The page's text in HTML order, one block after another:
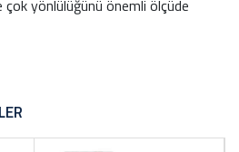
yönlülüğünü önemli ölçüde